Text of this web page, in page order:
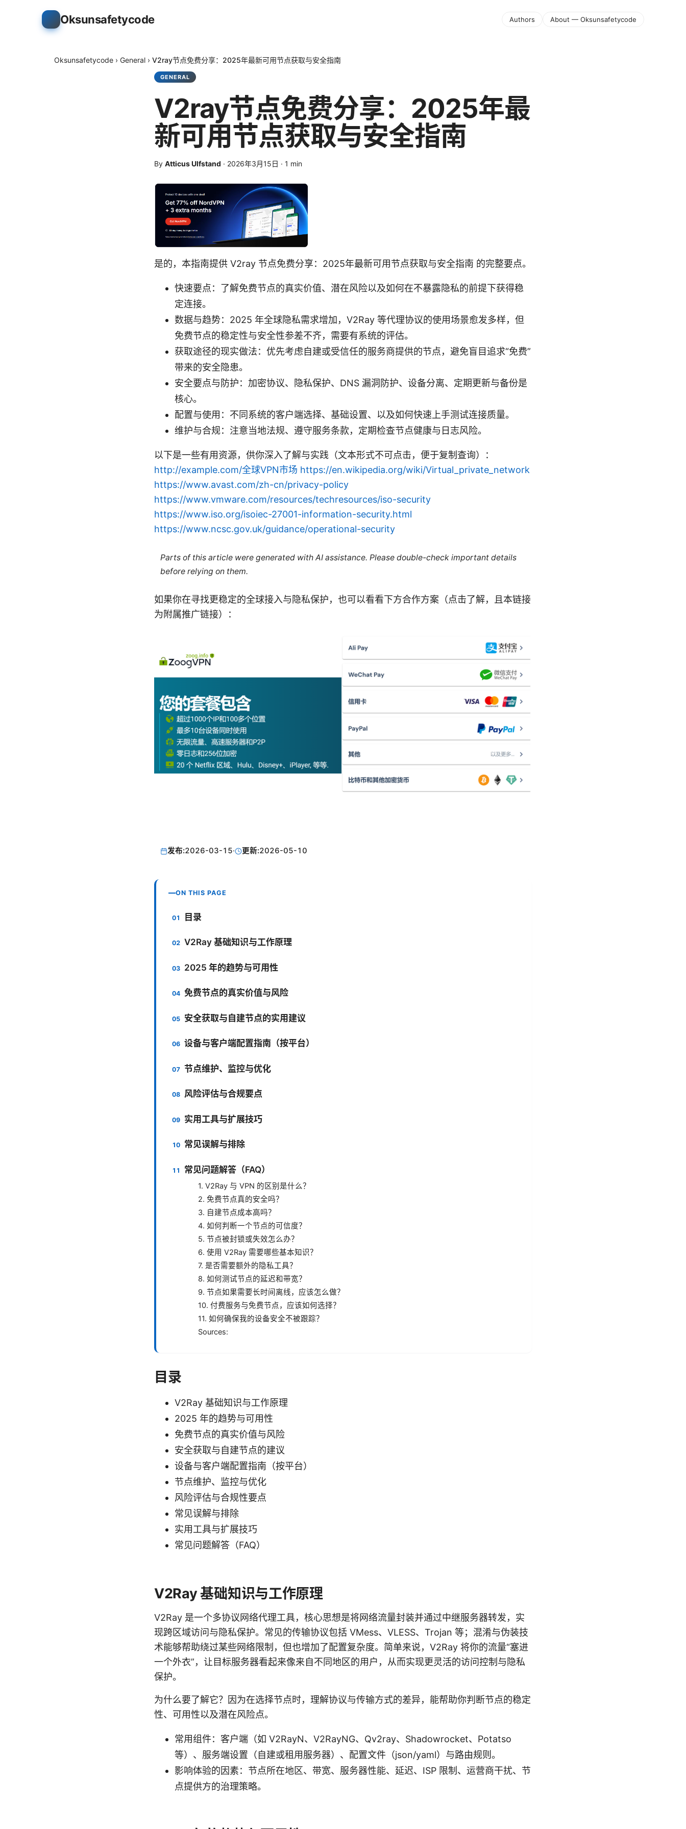
Oksunsafetycode Authors About — Oksunsafetycode
Oksunsafetycode › General › V2ray节点免费分享：2025年最新可用节点获取与安全指南
GENERAL
V2ray节点免费分享：2025年最
新可用节点获取与安全指南
By Atticus Ulfstand · 2026年3月15日 · 1 min
是的，本指南提供 V2ray 节点免费分享：2025年最新可用节点获取与安全指南 的完整要点。
快速要点：了解免费节点的真实价值、潜在风险以及如何在不暴露隐私的前提下获得稳
定连接。
数据与趋势：2025 年全球隐私需求增加，V2Ray 等代理协议的使用场景愈发多样，但
免费节点的稳定性与安全性参差不齐，需要有系统的评估。
获取途径的现实做法：优先考虑自建或受信任的服务商提供的节点，避免盲目追求“免费”
带来的安全隐患。
安全要点与防护：加密协议、隐私保护、DNS 漏洞防护、设备分离、定期更新与备份是
核心。
配置与使用：不同系统的客户端选择、基础设置、以及如何快速上手测试连接质量。
维护与合规：注意当地法规、遵守服务条款，定期检查节点健康与日志风险。
以下是一些有用资源，供你深入了解与实践（文本形式不可点击，便于复制查询）：
http://example.com/全球VPN市场 https://en.wikipedia.org/wiki/Virtual_private_network
https://www.avast.com/zh-cn/privacy-policy
https://www.vmware.com/resources/techresources/iso-security
https://www.iso.org/isoiec-27001-information-security.html
https://www.ncsc.gov.uk/guidance/operational-security
Parts of this article were generated with AI assistance. Please double-check important details
before relying on them.
如果你在寻找更稳定的全球接入与隐私保护，也可以看看下方合作方案（点击了解，且本链接
为附属推广链接）：
发布:2026-03-15· 更新:2026-05-10
ON THIS PAGE
目录
V2Ray 基础知识与工作原理
2025 年的趋势与可用性
免费节点的真实价值与风险
安全获取与自建节点的实用建议
设备与客户端配置指南（按平台）
节点维护、监控与优化
风险评估与合规要点
实用工具与扩展技巧
常见误解与排除
常见问题解答（FAQ）
1. V2Ray 与 VPN 的区别是什么？
2. 免费节点真的安全吗？
3. 自建节点成本高吗？
4. 如何判断一个节点的可信度？
5. 节点被封锁或失效怎么办？
6. 使用 V2Ray 需要哪些基本知识？
7. 是否需要额外的隐私工具？
8. 如何测试节点的延迟和带宽？
9. 节点如果需要长时间离线，应该怎么做？
10. 付费服务与免费节点，应该如何选择？
11. 如何确保我的设备安全不被跟踪？
Sources:
目录
V2Ray 基础知识与工作原理
2025 年的趋势与可用性
免费节点的真实价值与风险
安全获取与自建节点的建议
设备与客户端配置指南（按平台）
节点维护、监控与优化
风险评估与合规性要点
常见误解与排除
实用工具与扩展技巧
常见问题解答（FAQ）
V2Ray 基础知识与工作原理
V2Ray 是一个多协议网络代理工具，核心思想是将网络流量封装并通过中继服务器转发，实
现跨区域访问与隐私保护。常见的传输协议包括 VMess、VLESS、Trojan 等；混淆与伪装技
术能够帮助绕过某些网络限制，但也增加了配置复杂度。简单来说，V2Ray 将你的流量“塞进
一个外衣”，让目标服务器看起来像来自不同地区的用户，从而实现更灵活的访问控制与隐私
保护。
为什么要了解它？因为在选择节点时，理解协议与传输方式的差异，能帮助你判断节点的稳定
性、可用性以及潜在风险点。
常用组件：客户端（如 V2RayN、V2RayNG、Qv2ray、Shadowrocket、Potatso
等）、服务端设置（自建或租用服务器）、配置文件（json/yaml）与路由规则。
影响体验的因素：节点所在地区、带宽、服务器性能、延迟、ISP 限制、运营商干扰、节
点提供方的治理策略。